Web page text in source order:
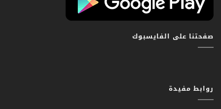
صفحتنا على الفايسبوك
روابط مفيدة